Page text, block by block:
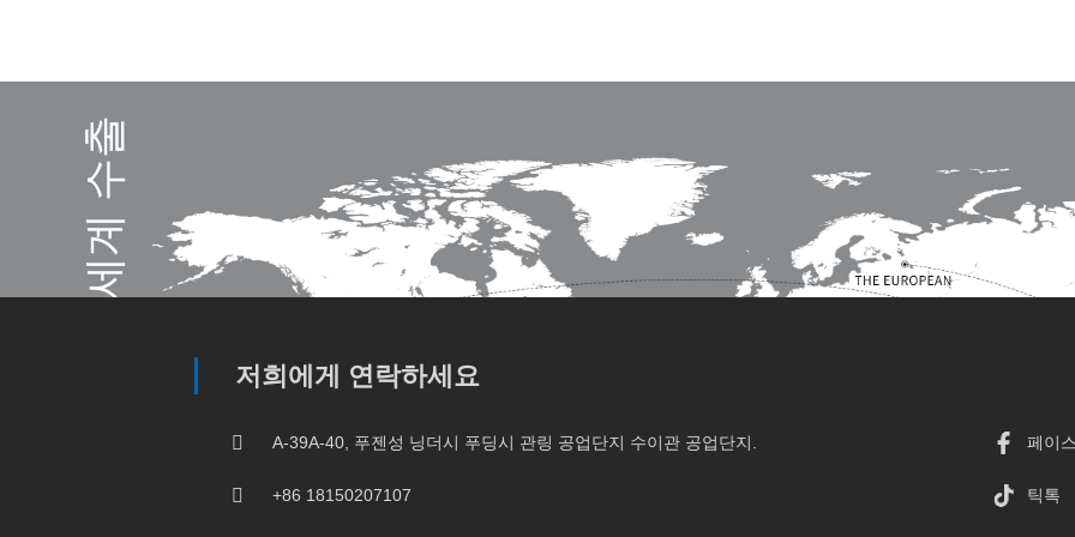
전 세계 수출
저희에게 연락하세요
A-39A-40, 푸젠성 닝더시 푸딩시 관링 공업단지 수이관 공업단지.
+86 18150207107
페이
틱톡